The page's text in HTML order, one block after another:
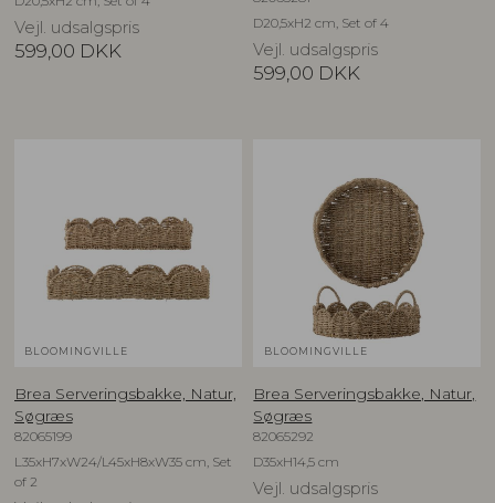
Vejl. udsalgspris
599,00 DKK
D20,5xH2 cm, Set of 4
Vejl. udsalgspris
599,00 DKK
BLOOMINGVILLE
Brea Serveringsbakke, Natur,
Søgræs
82065199
L35xH7xW24/L45xH8xW35 cm, Set
of 2
BLOOMINGVILLE
Brea Serveringsbakke, Natur,
Søgræs
82065292
D35xH14,5 cm
Vejl. udsalgspris